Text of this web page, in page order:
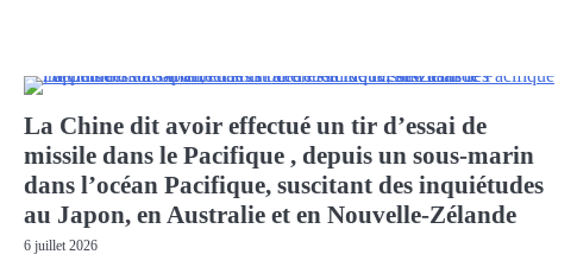
La Chine dit avoir effectué un tir d’essai de
missile dans le Pacifique , depuis un sous-marin
dans l’océan Pacifique, suscitant des inquiétudes
au Japon, en Australie et en Nouvelle-Zélande
6 juillet 2026